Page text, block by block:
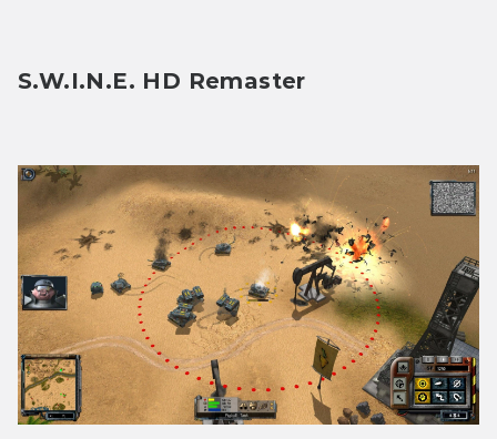
S.W.I.N.E. HD Remaster